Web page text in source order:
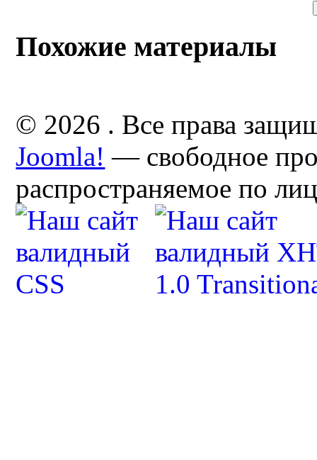
Похожие материалы
© 2026 . Все права
Joomla! — свободное
распространяемое по